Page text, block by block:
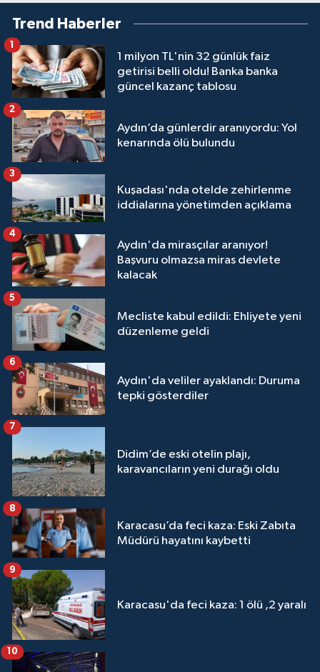
Trend Haberler
1 milyon TL'nin 32 günlük faiz
getirisi belli oldu! Banka banka
güncel kazanç tablosu
1
Aydın’da günlerdir aranıyordu: Yol
kenarında ölü bulundu
2
Kuşadası'nda otelde zehirlenme
iddialarına yönetimden açıklama
3
Aydın'da mirasçılar aranıyor!
Başvuru olmazsa miras devlete
kalacak
4
Mecliste kabul edildi: Ehliyete yeni
düzenleme geldi
5
Aydın'da veliler ayaklandı: Duruma
tepki gösterdiler
6
Didim’de eski otelin plajı,
karavancıların yeni durağı oldu
7
Karacasu’da feci kaza: Eski Zabıta
Müdürü hayatını kaybetti
8
Karacasu'da feci kaza: 1 ölü ,2 yaralı
9
10